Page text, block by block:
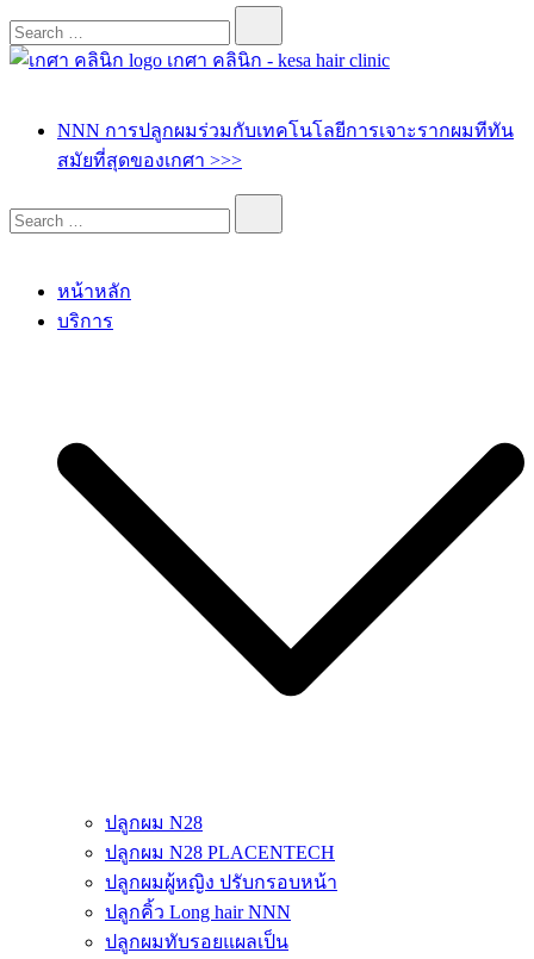
NNN การปลูกผมร่วมกับเทคโนโลยีการเจาะรากผมทีทัน
สมัยที่สุดของเกศา >>>
หน้าหลัก
บริการ
ปลูกผม N28
ปลูกผม N28 PLACENTECH
ปลูกผมผู้หญิง ปรับกรอบหน้า
ปลูกคิ้ว Long hair NNN
ปลูกผมทับรอยแผลเป็น